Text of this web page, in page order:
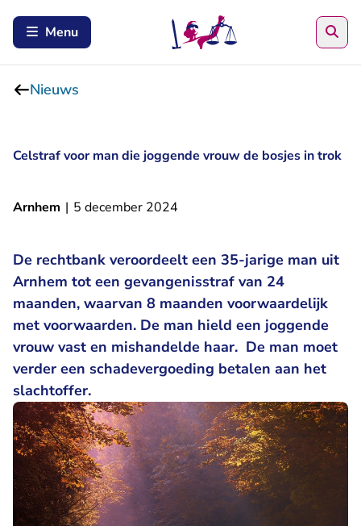
Menu
Nieuws
Celstraf voor man die joggende vrouw de bosjes in trok
Arnhem | 5 december 2024
De rechtbank veroordeelt een 35-jarige man uit
Arnhem tot een gevangenisstraf van 24
maanden, waarvan 8 maanden voorwaardelijk
met voorwaarden. De man hield een joggende
vrouw vast en mishandelde haar. De man moet
verder een schadevergoeding betalen aan het
slachtoffer.